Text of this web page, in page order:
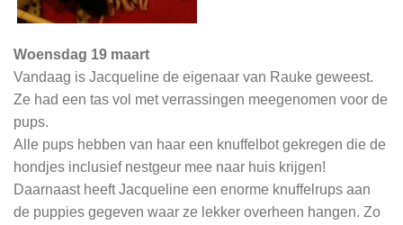
Woensdag 19 maart
Vandaag is Jacqueline de eigenaar van Rauke geweest.
Ze had een tas vol met verrassingen meegenomen voor de
pups.
Alle pups hebben van haar een knuffelbot gekregen die de
hondjes inclusief nestgeur mee naar huis krijgen!
Daarnaast heeft Jacqueline een enorme knuffelrups aan
de puppies gegeven waar ze lekker overheen hangen. Zo